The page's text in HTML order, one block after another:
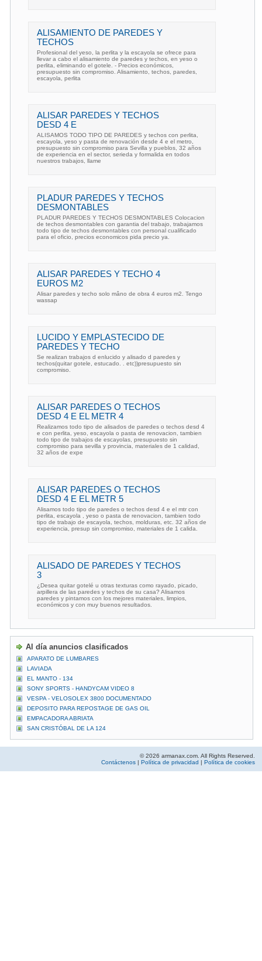
ALISAMIENTO DE PAREDES Y
TECHOS
Profesional del yeso, la perlita y la escayola se ofrece para
llevar a cabo el alisamiento de paredes y techos, en yeso o
perlita, eliminando el gotele. - Precios económicos,
presupuesto sin compromiso. Alisamiento, techos, paredes,
escayola, perlita
ALISAR PAREDES Y TECHOS
DESD 4 E
ALISAMOS TODO TIPO DE PAREDES y techos con perlita,
escayola, yeso y pasta de renovación desde 4 e el metro,
presupuesto sin compromiso para Sevilla y pueblos, 32 años
de experiencia en el sector, serieda y formalida en todos
nuestros trabajos, llame
PLADUR PAREDES Y TECHOS
DESMONTABLES
PLADUR PAREDES Y TECHOS DESMONTABLES Colocacion
de techos desmontables con garantia del trabajo, trabajamos
todo tipo de techos desmontables con personal cualificado
para el oficio, precios economicos pida precio ya.
ALISAR PAREDES Y TECHO 4
EUROS M2
Alisar paredes y techo solo mâno de obra 4 euros m2. Tengo
wassap
LUCIDO Y EMPLASTECIDO DE
PAREDES Y TECHO
Se realizan trabajos d enlucido y alisado d paredes y
techos(quitar gotele, estucado. . etc))presupuesto sin
compromiso.
ALISAR PAREDES O TECHOS
DESD 4 E EL METR 4
Realizamos todo tipo de alisados de paredes o techos desd 4
e con perlita, yeso, escayola o pasta de renovacion, tambien
todo tipo de trabajos de escayolas, presupuesto sin
compromiso para sevilla y provincia, materiales de 1 calidad,
32 años de expe
ALISAR PAREDES O TECHOS
DESD 4 E EL METR 5
Alisamos todo tipo de paredes o techos desd 4 e el mtr con
perlita, escayola , yeso o pasta de renovacion, tambien todo
tipo de trabajo de escayola, techos, molduras, etc. 32 años de
experiencia, presup sin compromiso, materiales de 1 calida.
ALISADO DE PAREDES Y TECHOS
3
¿Desea quitar gotelé u otras texturas como rayado, picado,
arpillera de las paredes y techos de su casa? Alisamos
paredes y pintamos con los mejores materiales, limpios,
económicos y con muy buenos resultados.
Al día anuncios clasificados
APARATO DE LUMBARES
LAVIADA
EL MANTO - 134
SONY SPORTS - HANDYCAM VIDEO 8
VESPA - VELOSOLEX 3800 DOCUMENTADO
DEPOSITO PARA REPOSTAGE DE GAS OIL
EMPACADORA ABRIATA
SAN CRISTÓBAL DE LA 124
© 2026 armanax.com. All Rights Reserved.
Contáctenos | Política de privacidad | Política de cookies